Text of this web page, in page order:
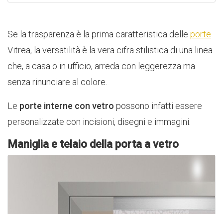
Se la trasparenza è la prima caratteristica delle porte
Vitrea, la versatilità è la vera cifra stilistica di una linea
che, a casa o in ufficio, arreda con leggerezza ma
senza rinunciare al colore.
Le porte interne con vetro possono infatti essere
personalizzate con incisioni, disegni e immagini.
Maniglia e telaio della porta a vetro